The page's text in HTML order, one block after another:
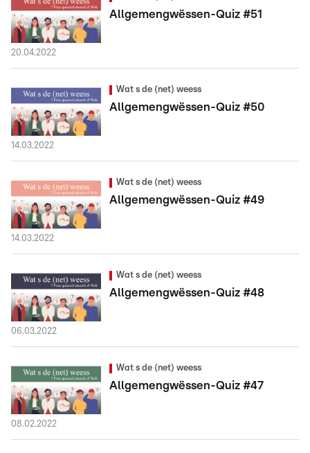
Allgemengwëssen-Quiz #51
20.04.2022
Wat s de (net) weess
Allgemengwëssen-Quiz #50
14.03.2022
Wat s de (net) weess
Allgemengwëssen-Quiz #49
14.03.2022
Wat s de (net) weess
Allgemengwëssen-Quiz #48
06.03.2022
Wat s de (net) weess
Allgemengwëssen-Quiz #47
08.02.2022